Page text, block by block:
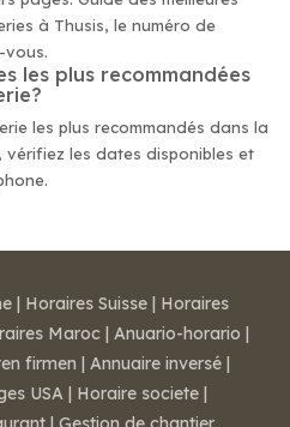
à Thusis, le numéro de
vous.
les plus recommandées
les plus recommandés dans la
les dates disponibles et
| Horaires Suisse | Horaires
Maroc | Anuario-horario |
firmen | Annuaire inversé |
USA | Horaire societe |